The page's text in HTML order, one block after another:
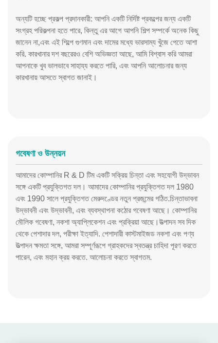
অন্যটি হচ্ছে প্রকল্প প্রদানকারী: আপনি একটি নির্দিষ্ট প্রকল্পের জন্য একটি
সংগ্রহ পরিকল্পনা হতে পারে, কিন্তু এর আগে আপনি শিল্প সম্পর্কে অনেক কিছু
জানেন না,এবং এই শিল্পে গুণমান এবং দামের মধ্যে ভারসাম্য খুঁজে পেতে আশা
করি. কারখানার দশ বছরেরও বেশি অভিজ্ঞতা আছে, আমি বিশ্বাস করি আমরা
আপনাকে খুব ভালভাবে সাহায্য করতে পারি, এবং আপনি আলোচনার জন্য
কারখানায় আসতে স্বাগত জানাই।
গবেষণা ও উন্নয়ন
আমাদের কোম্পানির R & D টিম একটি সক্রিয় চিন্তা এবং সহযোগী উদ্ভাবন
সঙ্গে একটি প্রযুক্তিগত দল। আমাদের কোম্পানির প্রযুক্তিগত দল 1980
এবং 1990 সালে প্রযুক্তিগত মেরুদণ্ডের নতুন প্রজন্মের গঠিত.চিন্তাভাবনা
উদ্ভাবনী এবং উদ্ভাবনী, এবং ব্যবস্থাপনা কঠোর গবেষণা আছে। কোম্পানির
মৌলিক গবেষণা, নকশা অ্যাপ্লিকেশন এবং প্রক্রিয়া আছে।উত্পাদন সব দিক
থেকে পেশাদার দল, পরীক্ষা ইত্যাদি. পেশাদারী কাস্টমাইজড নকশা এবং পণ্য
উত্পাদন ক্ষমতা সঙ্গে, আমরা সম্পূর্ণরূপে গ্রাহকদের স্বতন্ত্র চাহিদা পূরণ করতে
পারেন, এবং মহান ক্রয় করতে. আলোচনা করতে স্বাগতম.